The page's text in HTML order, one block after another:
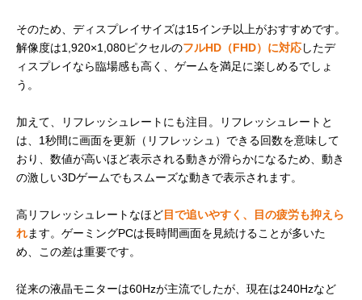
そのため、ディスプレイサイズは15インチ以上がおすすめです。
解像度は1,920×1,080ピクセルのフルHD（FHD）に対応したデ
ィスプレイなら臨場感も高く、ゲームを満足に楽しめるでしょ
う。
加えて、リフレッシュレートにも注目。リフレッシュレートと
は、1秒間に画面を更新（リフレッシュ）できる回数を意味して
おり、数値が高いほど表示される動きが滑らかになるため、動き
の激しい3Dゲームでもスムーズな動きで表示されます。
高リフレッシュレートなほど目で追いやすく、目の疲労も抑えら
れます。ゲーミングPCは長時間画面を見続けることが多いた
め、この差は重要です。
従来の液晶モニターは60Hzが主流でしたが、現在は240Hzなど